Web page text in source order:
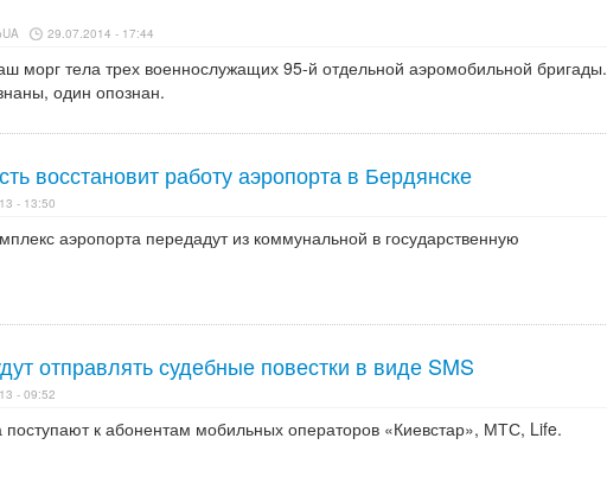
29.07.2014 - 17:44
морг тела трех военнослужащих 95-й отдельной аэромобильной бригады.
один опознан.
восстановит работу аэропорта в Бердянске
- 13:50
аэропорта передадут из коммунальной в государственную
отправлять судебные повестки в виде SMS
- 09:52
к абонентам мобильных операторов «Киевстар», МТС, Life.